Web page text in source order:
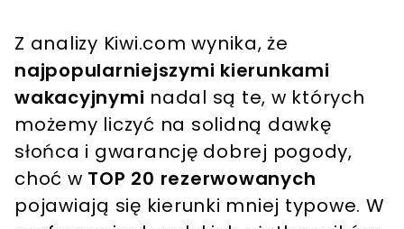
Z analizy Kiwi.com wynika, że
najpopularniejszymi kierunkami
wakacyjnymi nadal są te, w których
możemy liczyć na solidną dawkę
słońca i gwarancję dobrej pogody,
choć w TOP 20 rezerwowanych
pojawiają się kierunki mniej typowe. W